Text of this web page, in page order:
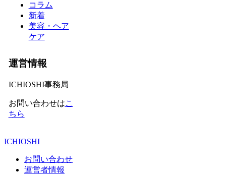
コラム
新着
美容・ヘア
ケア
運営情報
ICHIOSHI事務局
お問い合わせはこ
ちら
ICHIOSHI
お問い合わせ
運営者情報